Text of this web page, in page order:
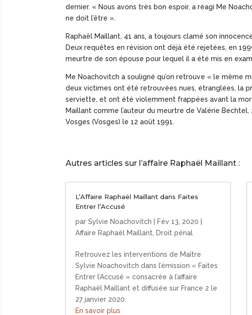
dernier. « Nous avons très bon espoir, a réagi Me
ne doit l’être ».
Raphaël Maillant, 41 ans, a toujours clamé son
Deux requêtes en révision ont déjà été rejetées, en
meurtre de son épouse pour lequel il a été mis en
Me Noachovitch a souligné qu’on retrouve « le même
deux victimes ont été retrouvées nues, étranglées, la
serviette, et ont été violemment frappées avant la
Maillant comme l’auteur du meurtre de Valérie
Vosges (Vosges) le 12 août 1991.
Autres articles sur l’affaire Raphaël Maillant :
L’Affaire Raphaël Maillant dans Faites
Entrer l’Accusé
parSylvie Noachovitch Fév 13, 2020
Affaire Raphaël Maillant
Droit pénal
Retrouvez les interventions de Maître
Sylvie Noachovitch dans l’émission « Faites
Entrer l’Accusé » consacrée à l’affaire
Raphaël Maillant et diffusée sur France 2 le
27 janvier 2020.
En savoir plus